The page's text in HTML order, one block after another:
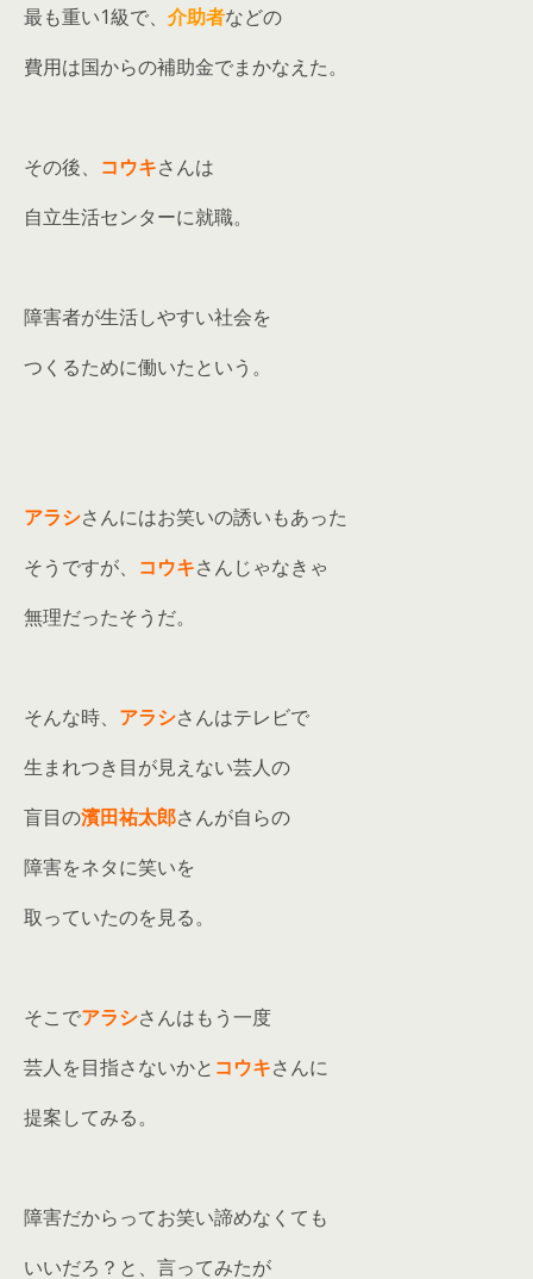
最も重い1級で、 介助者などの
費用は国からの補助金でまかなえた。
その後、 コウキさんは
自立生活センターに就職。
障害者が生活しやすい社会を
つくるために働いたという。
アラシさんにはお笑いの誘いもあった
そうですが、 コウキさんじゃなきゃ
無理だったそうだ。
そんな時、 アラシさんはテレビで
生まれつき目が見えない芸人の
盲目の濱田祐太郎さんが自らの
障害をネタに笑いを
取っていたのを見る。
そこでアラシさんはもう一度
芸人を目指さないかと コウキさんに
提案してみる。
障害だからってお笑い諦めなくても
いいだろ？と、言ってみたが